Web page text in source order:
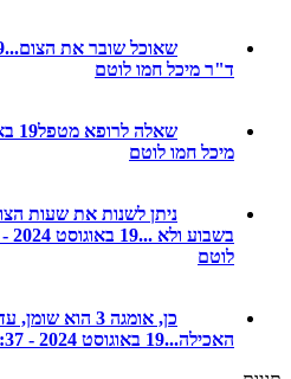
שאוכל שובר את הצום...
ד"ר מיכל חמו לוטם
שאלה לרופא מטפל
מיכל חמו לוטם
בשבוע ולא ...
כן, אומגה 3 הוא שומן,
האכילה...19 באוגוסט 2024 - 07:37 על ידי ד"ר מיכל חמו לוטם